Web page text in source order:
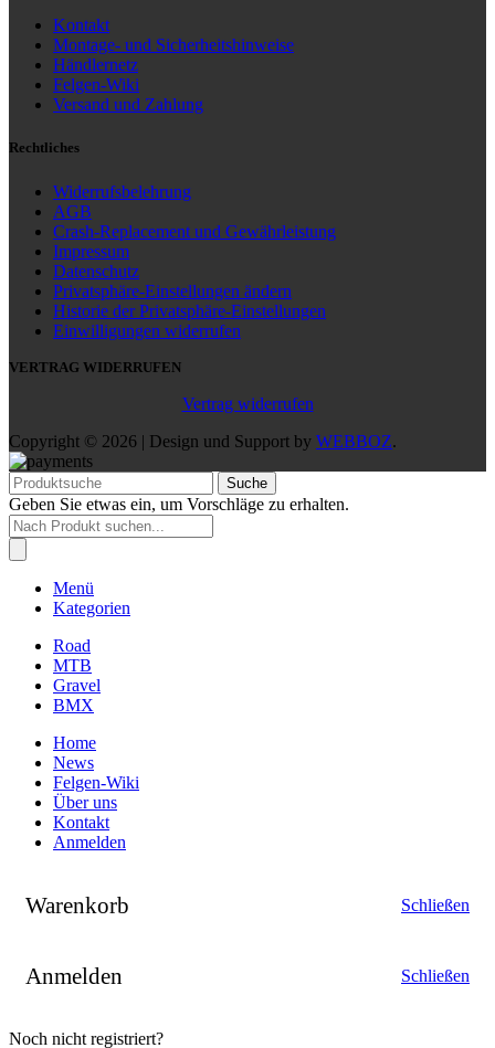
Kontakt
Montage- und Sicherheitshinweise
Händlernetz
Felgen-Wiki
Versand und Zahlung
Rechtliches
Widerrufsbelehrung
AGB
Crash-Replacement und Gewährleistung
Impressum
Datenschutz
Privatsphäre-Einstellungen ändern
Historie der Privatsphäre-Einstellungen
Einwilligungen widerrufen
VERTRAG WIDERRUFEN
Vertrag widerrufen
Copyright © 2026 | Design und Support by WEBBOZ.
Suche
Geben Sie etwas ein, um Vorschläge zu erhalten.
Products
search
Menü
Kategorien
Road
MTB
Gravel
BMX
Home
News
Felgen-Wiki
Über uns
Kontakt
Anmelden
Warenkorb Schließen
Anmelden Schließen
Noch nicht registriert?